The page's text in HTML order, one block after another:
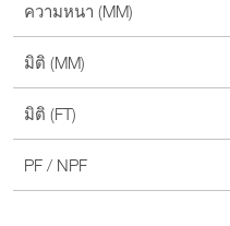
ความหนา (MM)
มิติ (MM)
มิติ (FT)
PF / NPF